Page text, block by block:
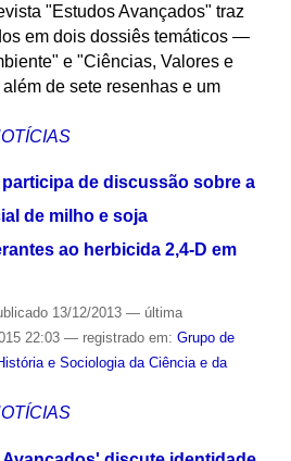
"Estudos Avançados" traz
em dois dossiês temáticos —
e "Ciências, Valores e
de sete resenhas e um
de discussão sobre a
de milho e soja
ao herbicida 2,4-D em
13/12/2013 — última
22:03 — registrado em: Grupo de
e Sociologia da Ciência e da